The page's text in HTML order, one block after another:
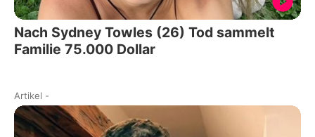
Nach Sydney Towles (26) Tod sammelt
Familie 75.000 Dollar
Artikel -